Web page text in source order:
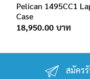
Pelican 1495CC1
Case
18,950.00
สมัคร